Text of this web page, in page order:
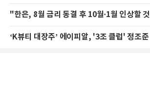
"한은, 8월 금리 동결 후 10월·1월 인상할
‘K뷰티 대장주’ 에이피알, '3조 클럽' 정조준